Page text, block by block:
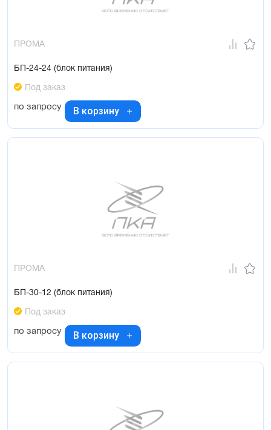
ПРОМА
БП-24-24 (блок питания)
Под заказ
по запросу В корзину
ПРОМА
БП-30-12 (блок питания)
Под заказ
по запросу В корзину